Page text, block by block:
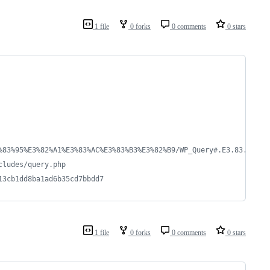
1 file 0 forks 0 comments 0 stars
query.php
1 file 0 forks 0 comments 0 stars